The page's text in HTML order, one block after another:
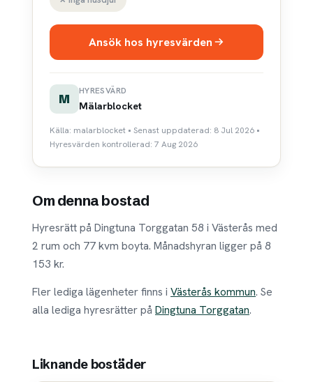
Ansök hos hyresvärden
M
HYRESVÄRD
Mälarblocket
Källa: malarblocket • Senast uppdaterad: 8 Jul 2026 •
Hyresvärden kontrollerad: 7 Aug 2026
Om denna bostad
Hyresrätt på Dingtuna Torggatan 58 i Västerås med
2 rum och 77 kvm boyta. Månadshyran ligger på 8
153 kr.
Fler lediga lägenheter finns i Västerås kommun. Se
alla lediga hyresrätter på Dingtuna Torggatan.
Liknande bostäder